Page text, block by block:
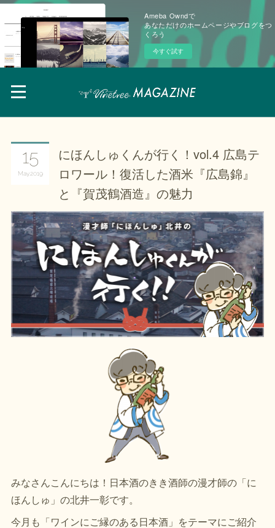
Ameba Owndで
あなただけのホームページやブログをつ
くろう
今すぐ試す
15
May 2019
にほんしゅくんが行く！vol.4 広島テ
ロワール！復活した酒米『広島錦』
と『賀茂鶴酒造』の魅力
みなさんこんにちは！日本酒のきき酒師の漫才師の「に
ほんしゅ」の北井一彰です。
今月も「ワインにご縁のある日本酒」をテーマにご紹介